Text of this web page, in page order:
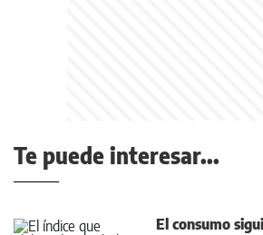
Te puede interesar...
El consumo